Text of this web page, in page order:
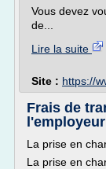
Vous devez
de...
Lire la suite
Site : https://
Frais de
La prise en
La prise en